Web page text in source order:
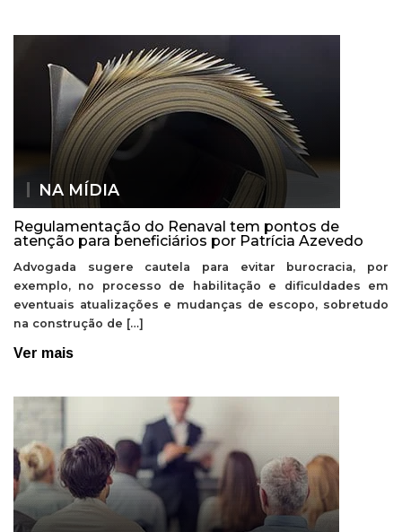
NA MÍDIA
Regulamentação do Renaval tem pontos de
atenção para beneficiários por Patrícia Azevedo
Advogada sugere cautela para evitar burocracia, por
exemplo, no processo de habilitação e dificuldades em
eventuais atualizações e mudanças de escopo, sobretudo
na construção de […]
Ver mais